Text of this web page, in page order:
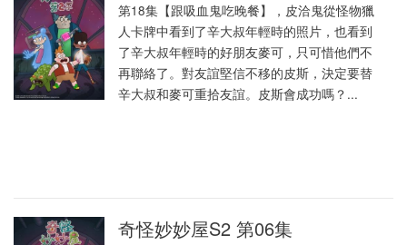
第18集【跟吸血鬼吃晚餐】，皮洽鬼從怪物獵
人卡牌中看到了辛大叔年輕時的照片，也看到
了辛大叔年輕時的好朋友麥可，只可惜他們不
再聯絡了。對友誼堅信不移的皮斯，決定要替
辛大叔和麥可重拾友誼。皮斯會成功嗎？...
奇怪妙妙屋S2 第06集